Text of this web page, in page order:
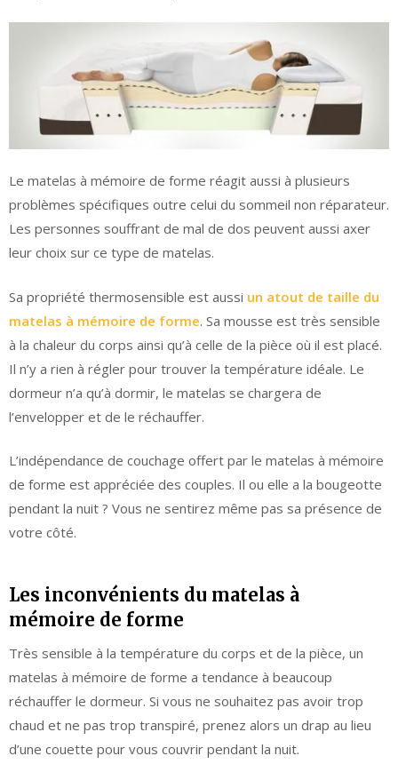
Le matelas à mémoire de forme réagit aussi à plusieurs
problèmes spécifiques outre celui du sommeil non réparateur.
Les personnes souffrant de mal de dos peuvent aussi axer
leur choix sur ce type de matelas.
Sa propriété thermosensible est aussi un atout de taille du
matelas à mémoire de forme. Sa mousse est très sensible
à la chaleur du corps ainsi qu’à celle de la pièce où il est placé.
Il n’y a rien à régler pour trouver la température idéale. Le
dormeur n’a qu’à dormir, le matelas se chargera de
l’envelopper et de le réchauffer.
L’indépendance de couchage offert par le matelas à mémoire
de forme est appréciée des couples. Il ou elle a la bougeotte
pendant la nuit ? Vous ne sentirez même pas sa présence de
votre côté.
Les inconvénients du matelas à
mémoire de forme
Très sensible à la température du corps et de la pièce, un
matelas à mémoire de forme a tendance à beaucoup
réchauffer le dormeur. Si vous ne souhaitez pas avoir trop
chaud et ne pas trop transpiré, prenez alors un drap au lieu
d’une couette pour vous couvrir pendant la nuit.